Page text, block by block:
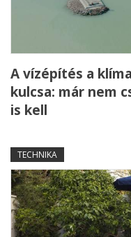
A vízépítés a
kulcsa: már nem
is kell
TECHNIKA